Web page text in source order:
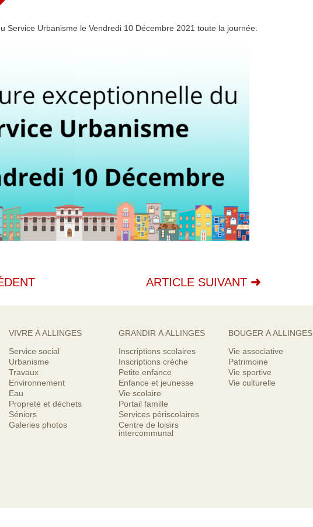
Service Urbanisme le Vendredi 10 Décembre 2021 toute la journée.
ARTICLE SUIVANT
VIVRE À ALLINGES
Service social
Urbanisme
Travaux
Environnement
Eau
Propreté et déchets
Séniors
Galeries photos
GRANDIR À ALLINGES
Inscriptions scolaires
Inscriptions crèche
Petite enfance
Enfance et jeunesse
Vie scolaire
Portail famille
Services périscolaires
Centre de loisirs
intercommunal
BOUGER À ALLINGES
Vie associative
Patrimoine
Vie sportive
Vie culturelle